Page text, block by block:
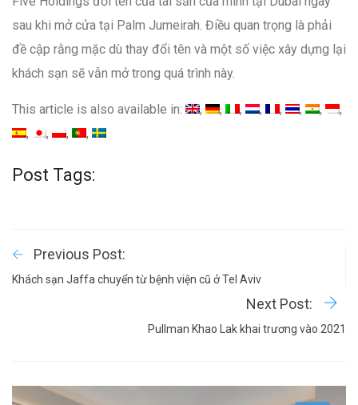
sau khi mở cửa tại Palm Jumeirah. Điều quan trọng là phải
đề cập rằng mặc dù thay đổi tên và một số việc xây dựng lại
khách sạn sẽ vẫn mở trong quá trình này.
This article is also available in:
Post Tags:
Previous Post:
Khách sạn Jaffa chuyển từ bệnh viện cũ ở Tel Aviv
Next Post:
Pullman Khao Lak khai trương vào 2021